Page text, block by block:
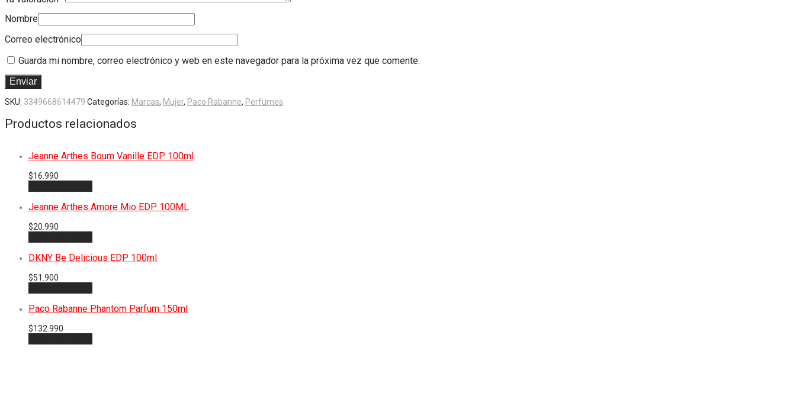
Nombre
Correo electrónico
Guarda mi nombre, correo electrónico y web en este navegador para la próxima vez que comente.
SKU: 3349668614479 Categorías: Marcas, Mujer, Paco Rabanne, Perfumes
Productos relacionados
Jeanne Arthes Boum Vanille EDP 100ml
$16.990
Jeanne Arthes Amore Mio EDP 100ML
$20.990
DKNY Be Delicious EDP 100ml
$51.900
Paco Rabanne Phantom Parfum 150ml
$132.990